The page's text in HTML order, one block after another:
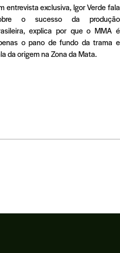
entrevista exclusiva, Igor Verde fala
o sucesso da produção
explica por que o MMA é
o pano de fundo da trama e
da origem na Zona da Mata.